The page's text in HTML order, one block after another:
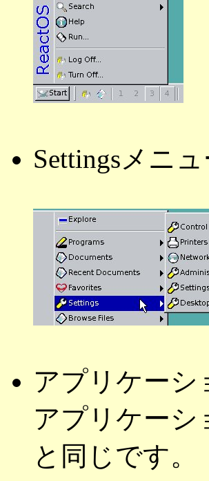
Settingsメニュ
アプリケー
アプリケーシ
と同じです。